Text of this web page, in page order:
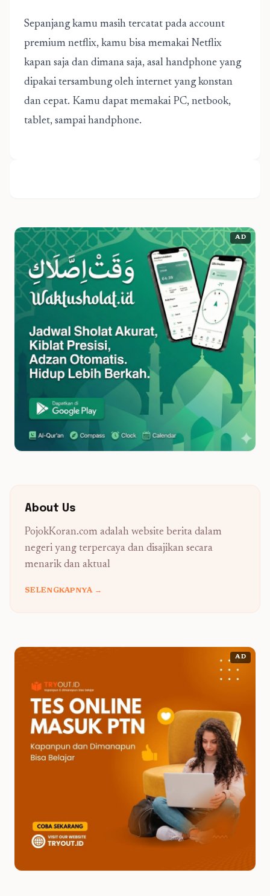
Sepanjang kamu masih tercatat pada account
premium netflix, kamu bisa memakai Netflix
kapan saja dan dimana saja, asal handphone yang
dipakai tersambung oleh internet yang konstan
dan cepat. Kamu dapat memakai PC, netbook,
tablet, sampai handphone.
AD
About Us
PojokKoran.com adalah website berita dalam
negeri yang terpercaya dan disajikan secara
menarik dan aktual
SELENGKAPNYA →
AD